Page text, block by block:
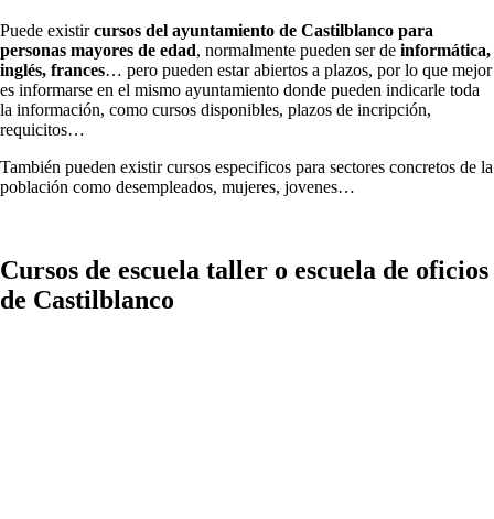
Puede existircursos del ayuntamiento de Castilblanco para
personas mayores de edad, normalmente pueden ser de informática,
inglés, frances… pero pueden estar abiertos a plazos, por lo que mejor
es informarse en el mismo ayuntamiento donde pueden indicarle toda
la información, como cursos disponibles, plazos de incripción,
requicitos…
También pueden existir cursos especificos para sectores concretos de la
población como desempleados, mujeres, jovenes…
Cursos de escuela taller o escuela de oficios
de Castilblanco